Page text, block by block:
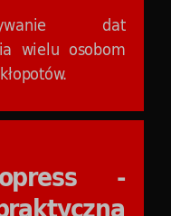
dat
wielu osobom
-